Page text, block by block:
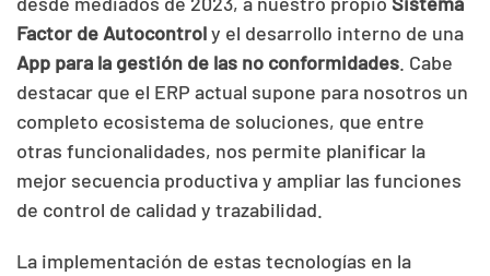
Factor de Autocontroly el desarrollo interno de una
App para la gestión de las no conformidades . Cabe
destacar que el ERP actual supone para nosotros un
completo ecosistema de soluciones, que entre
otras funcionalidades, nos permite planificar la
mejor secuencia productiva y ampliar las funciones
de control de calidad y trazabilidad.
La implementación de estas tecnologías en la